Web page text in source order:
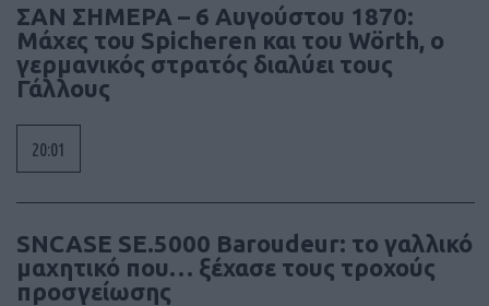
ΣΑΝ ΣΗΜΕΡΑ – 6 Αυγούστου 1870:
Μάχες του Spicheren και του Wörth, ο
γερμανικός στρατός διαλύει τους
Γάλλους
20:01
SNCASE SE.5000 Baroudeur: το γαλλικό
μαχητικό που… ξέχασε τους τροχούς
προσγείωσης